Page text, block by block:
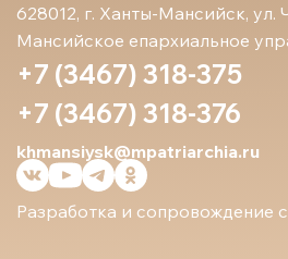
628012, г. Ханты-Мансийск, ул.
Мансийское епархиальное
+7 (3467) 318-375
+7 (3467) 318-376
khmansiysk@mpatriarchia.ru
Разработка и сопровождение